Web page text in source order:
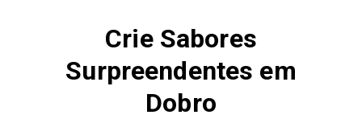
Crie Sabores
Surpreendentes em
Dobro